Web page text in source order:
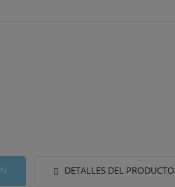
DETALLES DEL PRODUCTO